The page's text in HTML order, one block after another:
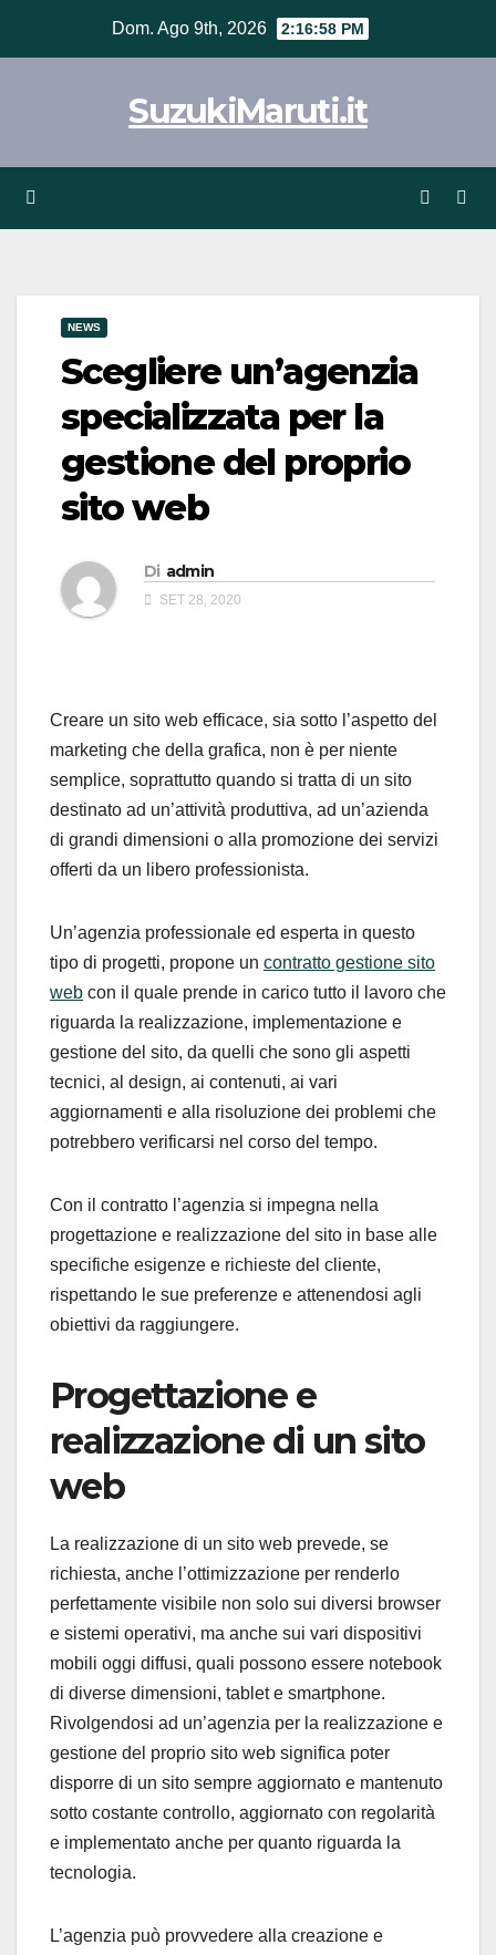
Dom. Ago 9th, 2026 2:16:59 PM
SuzukiMaruti.it
NEWS
Scegliere un’agenzia
specializzata per la
gestione del proprio
sito web
Di admin
SET 28, 2020
Creare un sito web efficace, sia sotto l’aspetto del
marketing che della grafica, non è per niente
semplice, soprattutto quando si tratta di un sito
destinato ad un’attività produttiva, ad un’azienda
di grandi dimensioni o alla promozione dei servizi
offerti da un libero professionista.
Un’agenzia professionale ed esperta in questo
tipo di progetti, propone un contratto gestione sito
web con il quale prende in carico tutto il lavoro che
riguarda la realizzazione, implementazione e
gestione del sito, da quelli che sono gli aspetti
tecnici, al design, ai contenuti, ai vari
aggiornamenti e alla risoluzione dei problemi che
potrebbero verificarsi nel corso del tempo.
Con il contratto l’agenzia si impegna nella
progettazione e realizzazione del sito in base alle
specifiche esigenze e richieste del cliente,
rispettando le sue preferenze e attenendosi agli
obiettivi da raggiungere.
Progettazione e
realizzazione di un sito
web
La realizzazione di un sito web prevede, se
richiesta, anche l’ottimizzazione per renderlo
perfettamente visibile non solo sui diversi browser
e sistemi operativi, ma anche sui vari dispositivi
mobili oggi diffusi, quali possono essere notebook
di diverse dimensioni, tablet e smartphone.
Rivolgendosi ad un’agenzia per la realizzazione e
gestione del proprio sito web significa poter
disporre di un sito sempre aggiornato e mantenuto
sotto costante controllo, aggiornato con regolarità
e implementato anche per quanto riguarda la
tecnologia.
L’agenzia può provvedere alla creazione e